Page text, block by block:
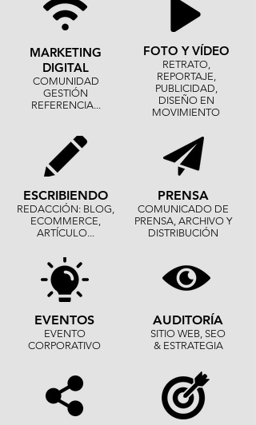
MARKETING
DIGITAL
COMUNIDAD
GESTIÓN
REFERENCIA...
FOTO Y VÍDEO
RETRATO,
REPORTAJE,
PUBLICIDAD,
DISEÑO EN
MOVIMIENTO
ESCRIBIENDO
REDACCIÓN: BLOG,
ECOMMERCE,
ARTÍCULO...
EVENTOS
EVENTO
CORPORATIVO
PRENSA
COMUNICADO DE
PRENSA, ARCHIVO Y
DISTRIBUCIÓN
AUDITORÍA
SITIO WEB, SEO
& ESTRATEGIA